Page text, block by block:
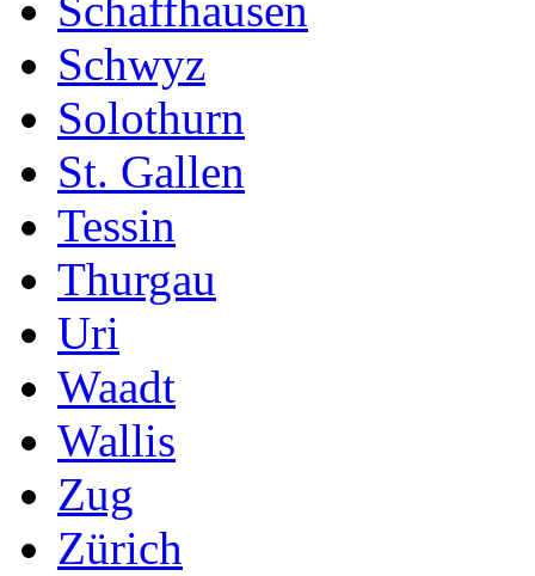
Schaffhausen
Schwyz
Solothurn
St. Gallen
Tessin
Thurgau
Uri
Waadt
Wallis
Zug
Zürich